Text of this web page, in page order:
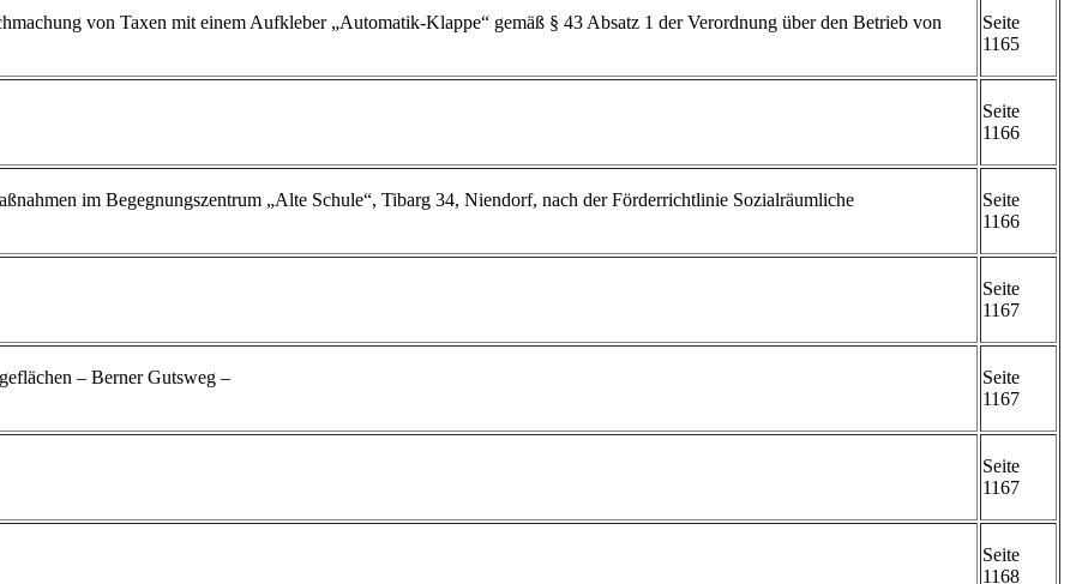
von Taxen mit einem Aufkleber „Automatik-Klappe“ gemäß § 43 Absatz 1 der Verordnung über den Betrieb von
Seite
1165
Seite
1166
im Begegnungszentrum „Alte Schule“, Tibarg 34, Niendorf, nach der Förderrichtlinie Sozialräumliche
Seite
1166
Seite
1167
– Berner Gutsweg –
Seite
1167
Seite
1167
Seite
1168